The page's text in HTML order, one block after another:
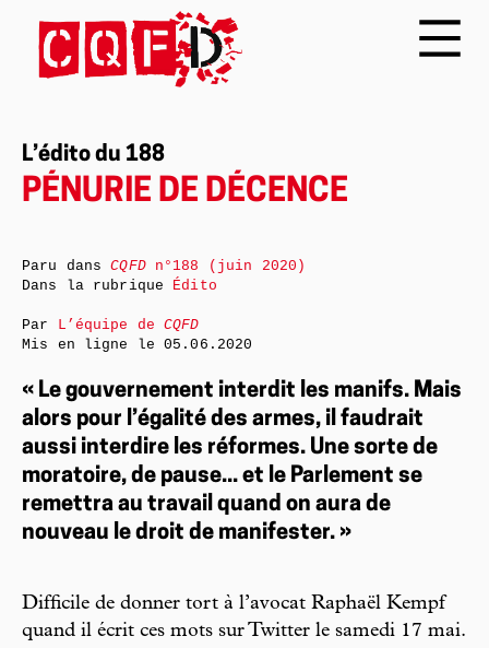
L’édito du 188
PÉNURIE DE DÉCENCE
« Le gouvernement interdit les manifs. Mais
alors pour l’égalité des armes, il faudrait
aussi interdire les réformes. Une sorte de
moratoire, de pause... et le Parlement se
remettra au travail quand on aura de
nouveau le droit de manifester. »
Difficile de donner tort à l’avocat Raphaël Kempf
quand il écrit ces mots sur Twitter le samedi 17 mai.
Paru dansCQFDn°188 (juin 2020)
Dans la rubrique Édito
Par L’équipe deCQFD
Mis en ligne le05.06.2020